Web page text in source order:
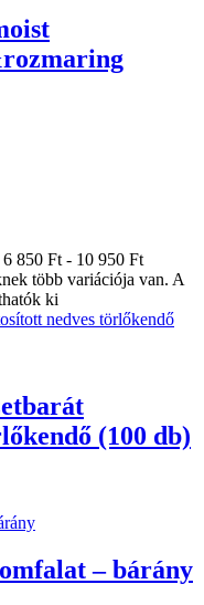
850 Ft - 10 950 Ft
több variációja van. A
ki
(100 db)
– bárány